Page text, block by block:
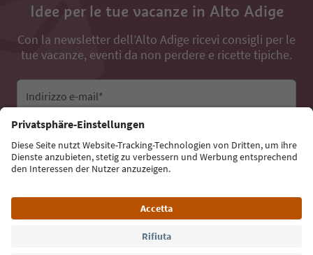
Idee per le tue vacanze in Alto Adige
Con la newsletter dell’Alto Adige ricevi consigli per le
tue vacanze, eventi da non perdere e ricette tipiche.
Indirizzo e-mail*
Iscriviti alla newsletter